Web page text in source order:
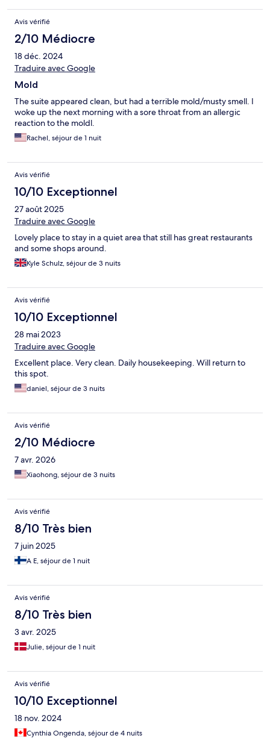
Avis vérifié
2/10 Médiocre
18 déc. 2024
Traduire avec Google
Mold
The suite appeared clean, but had a terrible mold/musty smell. I
woke up the next morning with a sore throat from an allergic
reaction to the moldl.
Rachel, séjour de 1 nuit
Avis vérifié
10/10 Exceptionnel
27 août 2025
Traduire avec Google
Lovely place to stay in a quiet area that still has great restaurants
and some shops around.
Kyle Schulz, séjour de 3 nuits
Avis vérifié
10/10 Exceptionnel
28 mai 2023
Traduire avec Google
Excellent place. Very clean. Daily housekeeping. Will return to
this spot.
daniel, séjour de 3 nuits
Avis vérifié
2/10 Médiocre
7 avr. 2026
Xiaohong, séjour de 3 nuits
Avis vérifié
8/10 Très bien
7 juin 2025
A E, séjour de 1 nuit
Avis vérifié
8/10 Très bien
3 avr. 2025
Julie, séjour de 1 nuit
Avis vérifié
10/10 Exceptionnel
18 nov. 2024
Cynthia Ongenda, séjour de 4 nuits